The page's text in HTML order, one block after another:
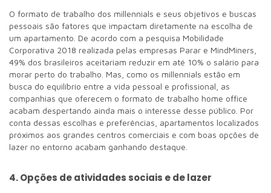
O formato de trabalho dos millennials e seus objetivos e buscas
pessoais são fatores que impactam diretamente na escolha de
um apartamento. De acordo com a pesquisa Mobilidade
Corporativa 2018 realizada pelas empresas Parar e MindMiners,
49% dos brasileiros aceitariam reduzir em até 10% o salário para
morar perto do trabalho. Mas, como os millennials estão em
busca do equilíbrio entre a vida pessoal e profissional, as
companhias que oferecem o formato de trabalho home office
acabam despertando ainda mais o interesse desse público. Por
conta dessas escolhas e preferências, apartamentos localizados
próximos aos grandes centros comerciais e com boas opções de
lazer no entorno acabam ganhando destaque.
4. Opções de atividades sociais e de lazer